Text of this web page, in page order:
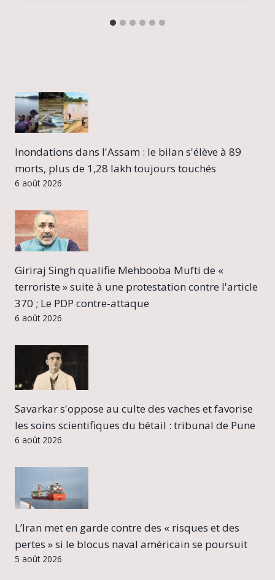
Inondations dans l'Assam : le bilan s'élève à 89
morts, plus de 1,28 lakh toujours touchés
6 août 2026
Giriraj Singh qualifie Mehbooba Mufti de «
terroriste » suite à une protestation contre l'article
370 ; Le PDP contre-attaque
6 août 2026
Savarkar s'oppose au culte des vaches et favorise
les soins scientifiques du bétail : tribunal de Pune
6 août 2026
L’Iran met en garde contre des « risques et des
pertes » si le blocus naval américain se poursuit
5 août 2026